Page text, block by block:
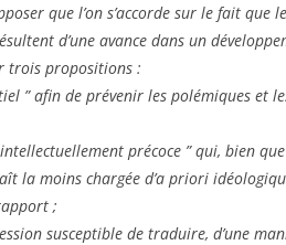
que l’on s’accorde sur le fait que
d’une avance dans un
trois propositions :
” afin de prévenir les polémiques et
précoce ” qui, bien
la moins chargée d’a priori
;
susceptible de traduire, d’une